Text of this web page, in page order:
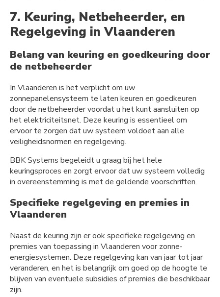
7. Keuring, Netbeheerder, en
Regelgeving in Vlaanderen
Belang van keuring en goedkeuring door
de netbeheerder
In Vlaanderen is het verplicht om uw
zonnepanelensysteem te laten keuren en goedkeuren
door de netbeheerder voordat u het kunt aansluiten op
het elektriciteitsnet. Deze keuring is essentieel om
ervoor te zorgen dat uw systeem voldoet aan alle
veiligheidsnormen en regelgeving.
BBK Systems begeleidt u graag bij het hele
keuringsproces en zorgt ervoor dat uw systeem volledig
in overeenstemming is met de geldende voorschriften.
Specifieke regelgeving en premies in
Vlaanderen
Naast de keuring zijn er ook specifieke regelgeving en
premies van toepassing in Vlaanderen voor zonne-
energiesystemen. Deze regelgeving kan van jaar tot jaar
veranderen, en het is belangrijk om goed op de hoogte te
blijven van eventuele subsidies of premies die beschikbaar
zijn.